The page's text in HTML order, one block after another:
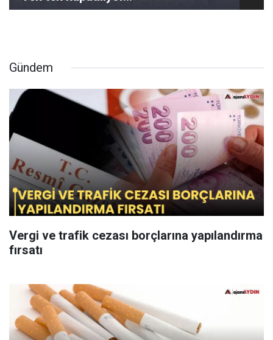
Gündem
Vergi ve trafik cezası borçlarına yapılandırma
fırsatı